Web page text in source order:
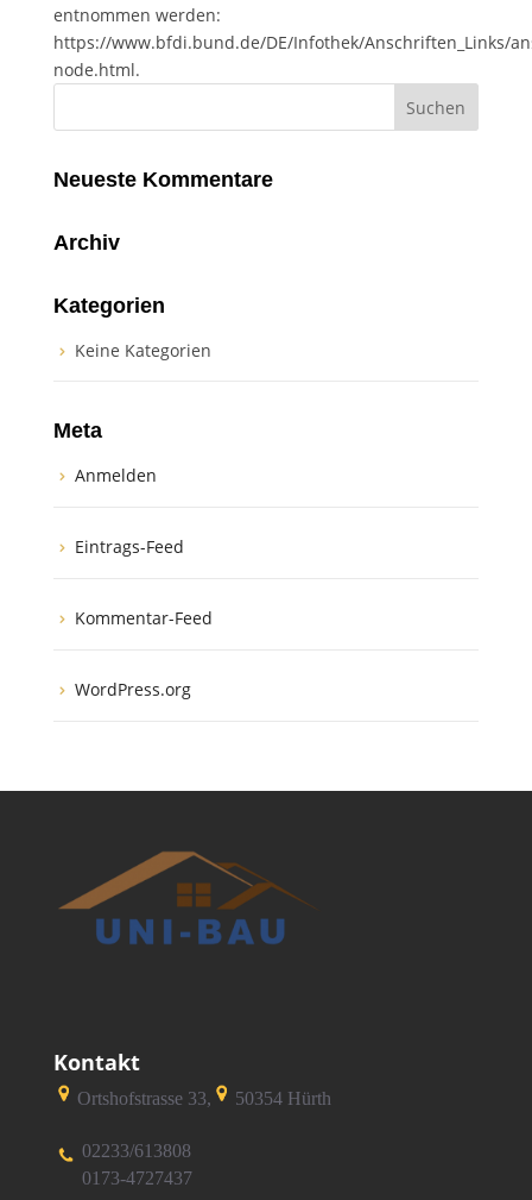
entnommen werden:
https://www.bfdi.bund.de/DE/Infothek/Anschriften_Links/
node.html.
Neueste Kommentare
Archiv
Kategorien
Keine Kategorien
Meta
Anmelden
Eintrags-Feed
Kommentar-Feed
WordPress.org
Kontakt
Ortshofstrasse 33, 50354 Hürth
02233/613808
0173-4727437